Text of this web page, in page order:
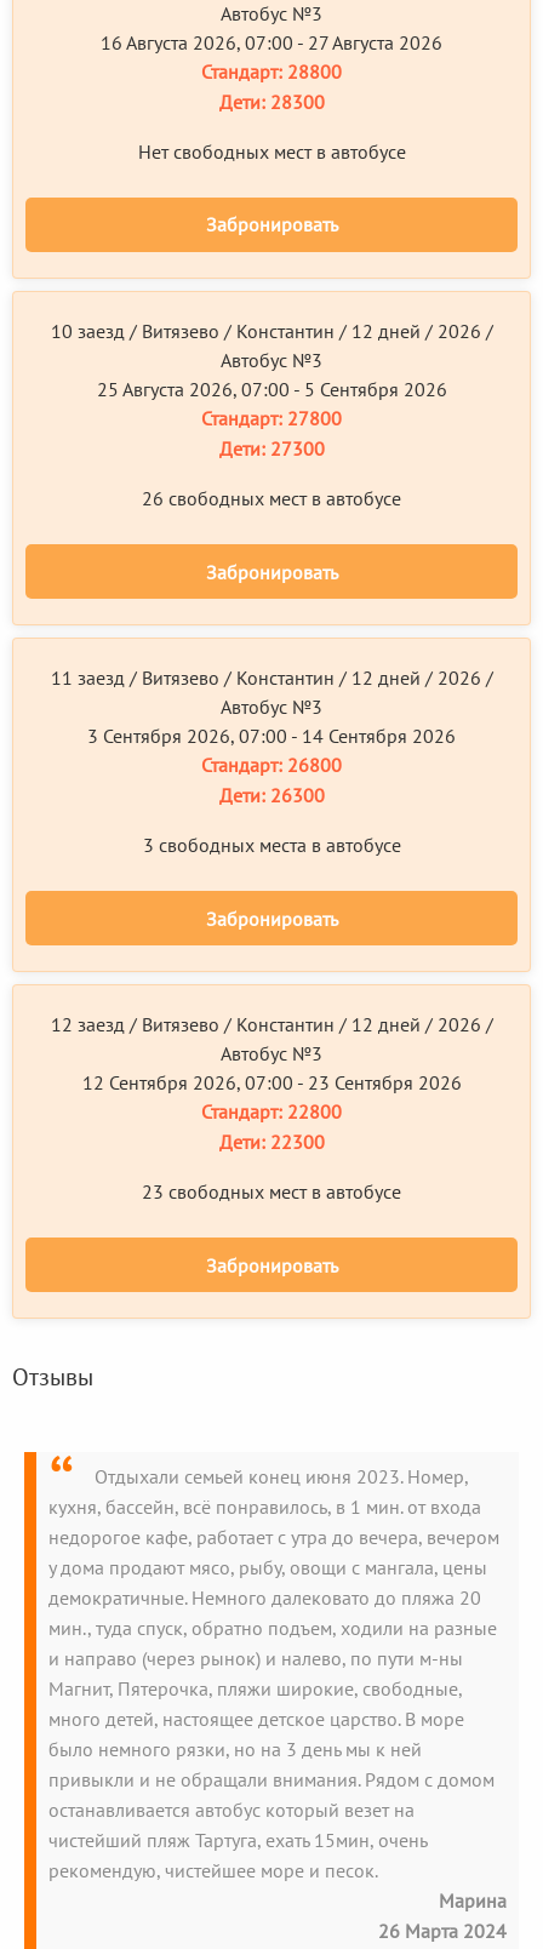
Автобус №3
16 Августа 2026, 07:00 - 27 Августа 2026
Стандарт: 28800
Дети:28300
Нет свободных мест в автобусе
Забронировать
10 заезд / Витязево / Константин / 12 дней / 2026 /
Автобус №3
25 Августа 2026, 07:00 - 5 Сентября 2026
Стандарт: 27800
Дети:27300
26 свободных мест в автобусе
Забронировать
11 заезд / Витязево / Константин / 12 дней / 2026 /
Автобус №3
3 Сентября 2026, 07:00 - 14 Сентября 2026
Стандарт: 26800
Дети:26300
3 свободных местa в автобусе
Забронировать
12 заезд / Витязево / Константин / 12 дней / 2026 /
Автобус №3
12 Сентября 2026, 07:00 - 23 Сентября 2026
Стандарт: 22800
Дети:22300
23 свободных мест в автобусе
Забронировать
Отзывы
Отдыхали семьей конец июня 2023. Номер,
кухня, бассейн, всё понравилось, в 1 мин. от входа
недорогое кафе, работает с утра до вечера, вечером
у дома продают мясо, рыбу, овощи с мангала, цены
демократичные. Немного далековато до пляжа 20
мин., туда спуск, обратно подъем, ходили на разные
и направо (через рынок) и налево, по пути м-ны
Магнит, Пятерочка, пляжи широкие, свободные,
много детей, настоящее детское царство. В море
было немного рязки, но на 3 день мы к ней
привыкли и не обращали внимания. Рядом с домом
останавливается автобус который везет на
чистейший пляж Тартуга, ехать 15мин, очень
рекомендую, чистейшее море и песок.
Марина
26 Марта 2024